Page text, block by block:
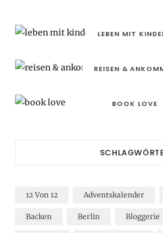
LEBEN MIT
REISEN &
BOOK LOVE
12 Von 12 Adventskalender
Backen Berlin Bloggerie